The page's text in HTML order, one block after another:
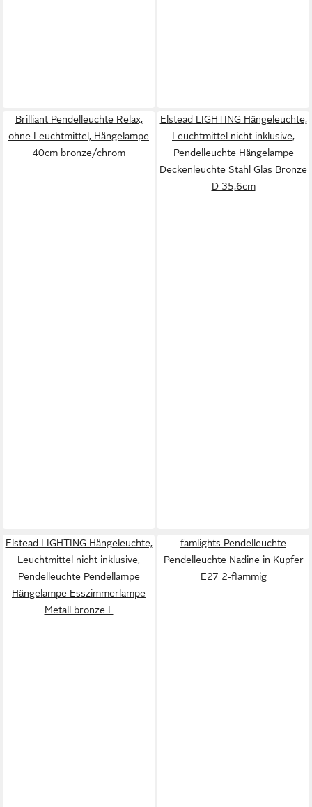
Brilliant Pendelleuchte Relax,
ohne Leuchtmittel, Hängelampe
40cm bronze/chrom
Elstead LIGHTING Hängeleuchte,
Leuchtmittel nicht inklusive,
Pendelleuchte Hängelampe
Deckenleuchte Stahl Glas Bronze
D 35,6cm
Elstead LIGHTING Hängeleuchte,
Leuchtmittel nicht inklusive,
Pendelleuchte Pendellampe
Hängelampe Esszimmerlampe
Metall bronze L
famlights Pendelleuchte
Pendelleuchte Nadine in Kupfer
E27 2-flammig